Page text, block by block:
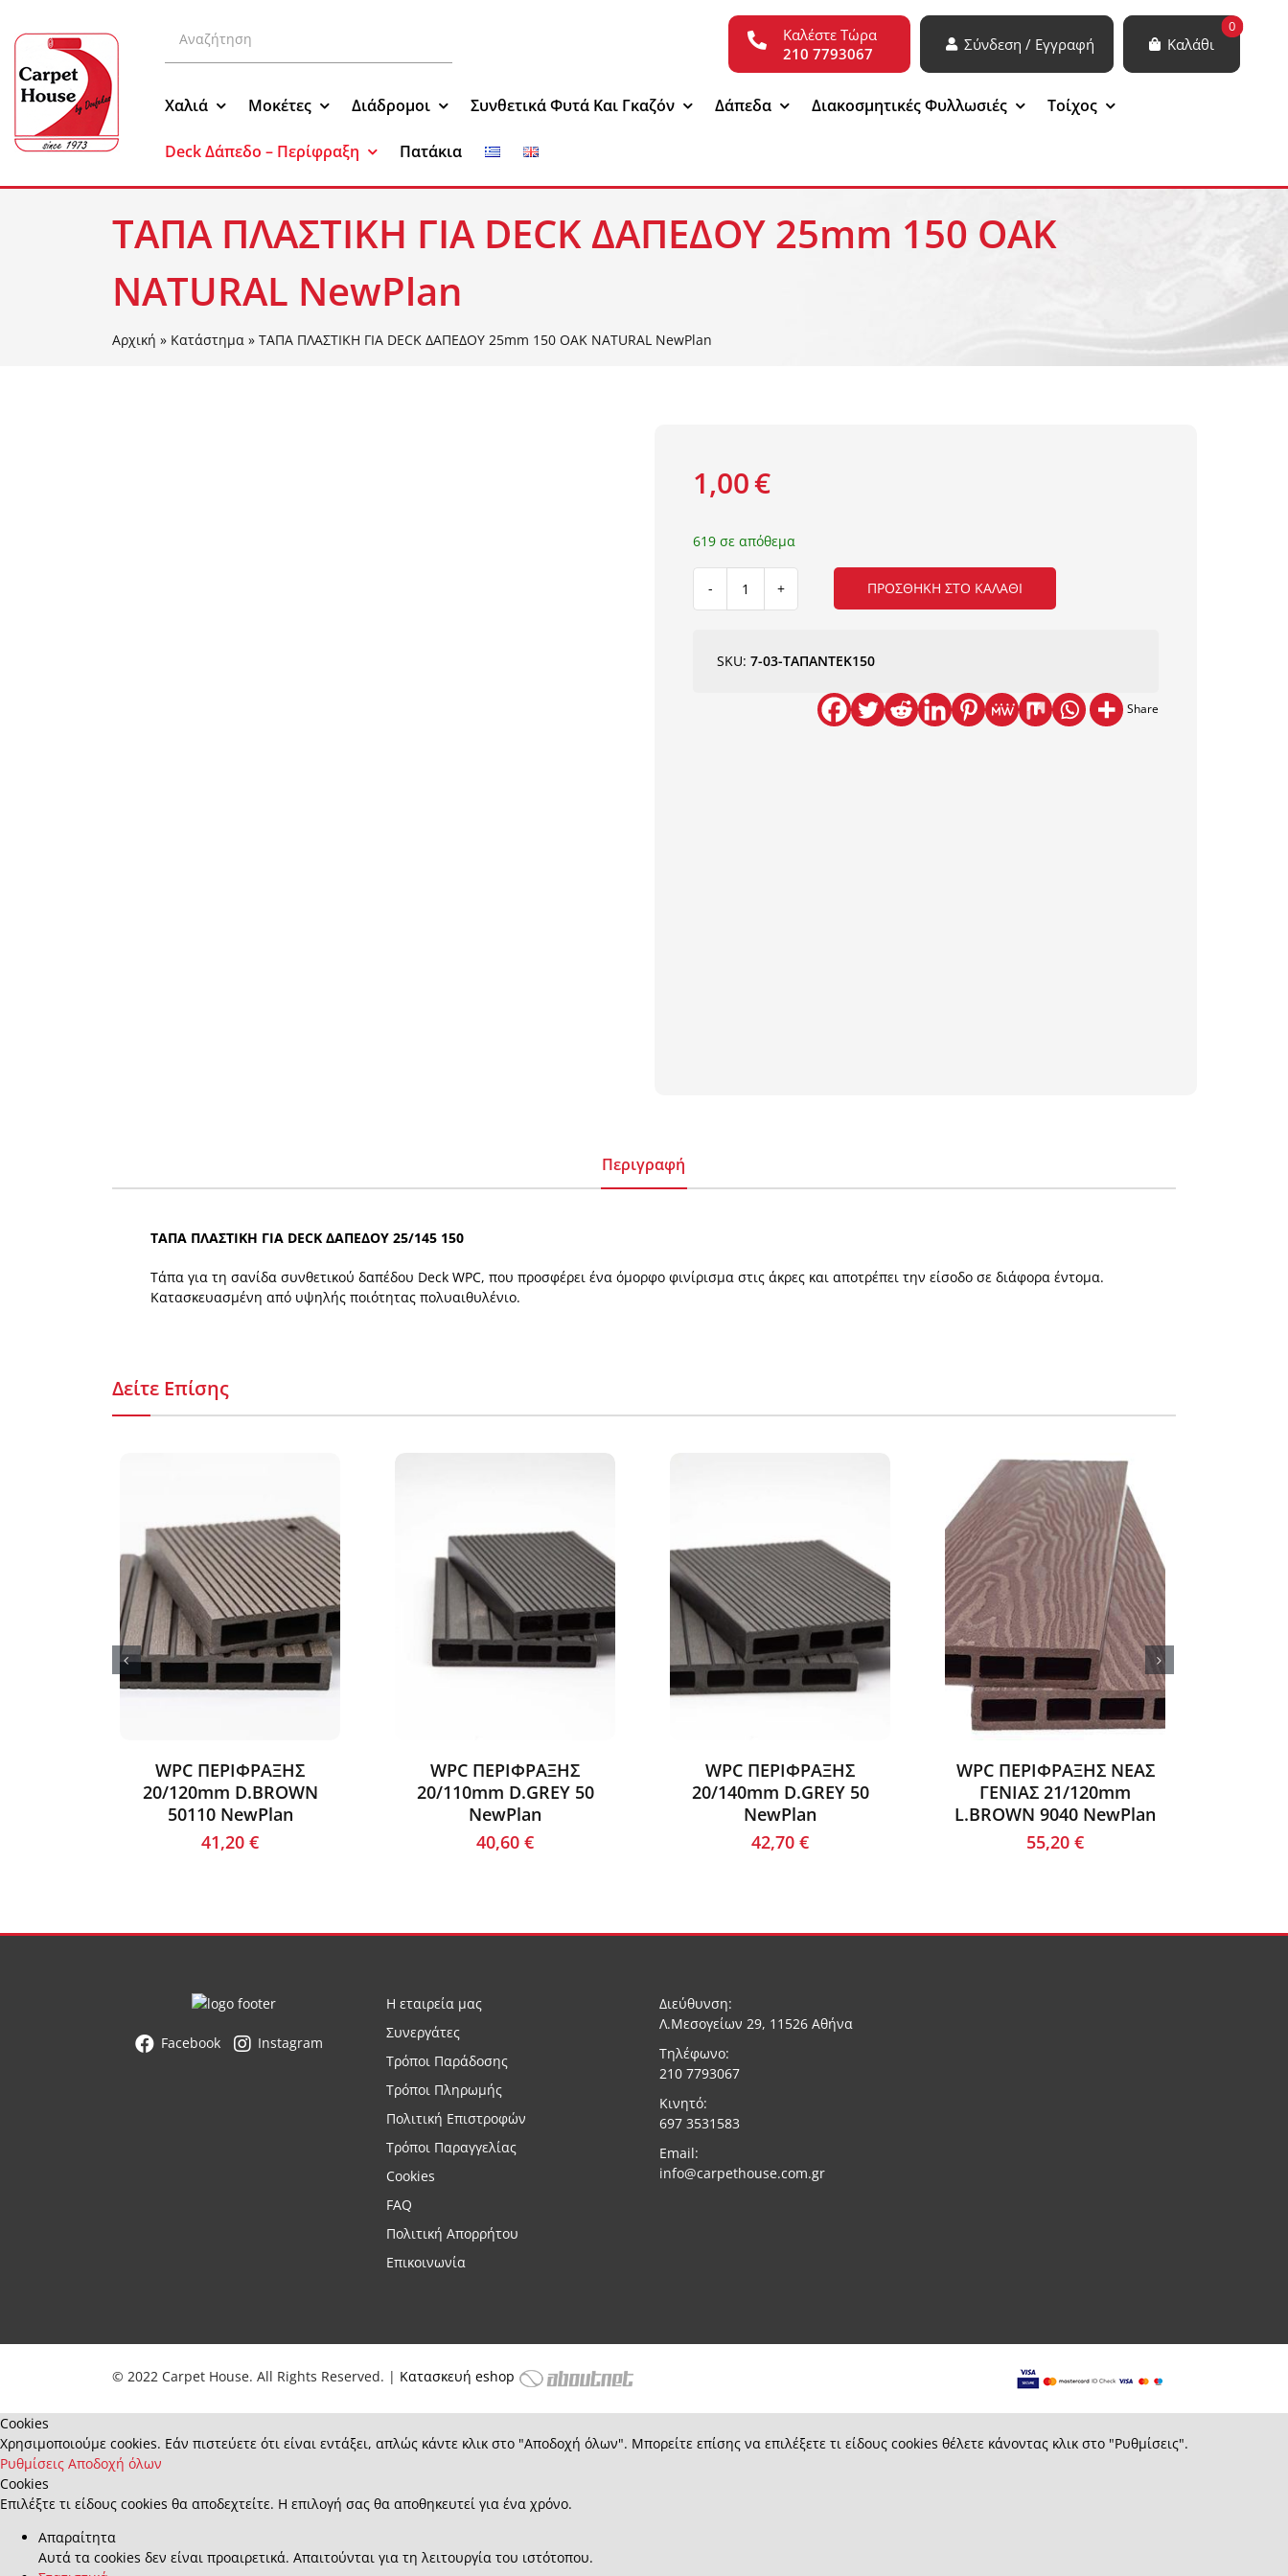
περιεχόμενο
για:
Καλέστε Τώρα
210 7793067
Σύνδεση / Εγγραφή Καλάθι
0
Χαλιά Μοκέτες Διάδρομοι Συνθετικά Φυτά Και Γκαζόν Δάπεδα Διακοσμητικές Φυλλωσιές Τοίχος
Deck Δάπεδο – Περίφραξη Πατάκια
ΤΑΠΑ ΠΛΑΣΤΙΚΗ ΓΙΑ DECK ΔΑΠΕΔΟΥ 25mm 150 OAK
NATURAL NewPlan
Αρχική » Κατάστημα » ΤΑΠΑ ΠΛΑΣΤΙΚΗ ΓΙΑ DECK ΔΑΠΕΔΟΥ 25mm 150 OAK NATURAL NewPlan
1,00€
619 σε απόθεμα
DECK
ΠΡΟΣΘΉΚΗ ΣΤΟ ΚΑΛΆΘΙ
SKU:7-03-ΤΑΠΑΝΤΕΚ150
Share
Περιγραφή
ΤΑΠΑ ΠΛΑΣΤΙΚΗ ΓΙΑ DECK ΔΑΠΕΔΟΥ 25/145 150
Τάπα για τη σανίδα συνθετικού δαπέδου Deck WPC, που προσφέρει ένα όμορφο φινίρισμα στις άκρες και αποτρέπει την είσοδο σε διάφορα έντομα.
Κατασκευασμένη από υψηλής ποιότητας πολυαιθυλένιο.
Δείτε Επίσης
WPC ΠΕΡΙΦΡΑΞΗΣ
20/120mm D.BROWN
50110 NewPlan
41,20 €
WPC ΠΕΡΙΦΡΑΞΗΣ
20/110mm D.GREY 50
NewPlan
40,60 €
WPC ΠΕΡΙΦΡΑΞΗΣ
20/140mm D.GREY 50
NewPlan
42,70 €
WPC ΠΕΡΙΦΡΑΞΗΣ ΝΕΑΣ
ΓΕΝΙΑΣ 21/120mm
L.BROWN 9040 NewPlan
55,20 €
Facebook Instagram
Η εταιρεία μας
Συνεργάτες
Τρόποι Παράδοσης
Τρόποι Πληρωμής
Πολιτική Επιστροφών
Τρόποι Παραγγελίας
Cookies
FAQ
Πολιτική Απορρήτου
Επικοινωνία
Διεύθυνση:
Λ.Μεσογείων 29, 11526 Αθήνα
Τηλέφωνο:
210 7793067
Κινητό:
697 3531583
Email:
info@carpethouse.com.gr
© 2022 Carpet House. All Rights Reserved. | Κατασκευή eshop
Cookies
Χρησιμοποιούμε cookies. Εάν πιστεύετε ότι είναι εντάξει, απλώς κάντε κλικ στο "Αποδοχή όλων". Μπορείτε επίσης να επιλέξετε τι είδους cookies θέλετε κάνοντας κλικ στο "Ρυθμίσεις".
Ρυθμίσεις Αποδοχή όλων
Cookies
Επιλέξτε τι είδους cookies θα αποδεχτείτε. Η επιλογή σας θα αποθηκευτεί για ένα χρόνο.
Απαραίτητα
Αυτά τα cookies δεν είναι προαιρετικά. Απαιτούνται για τη λειτουργία του ιστότοπου.